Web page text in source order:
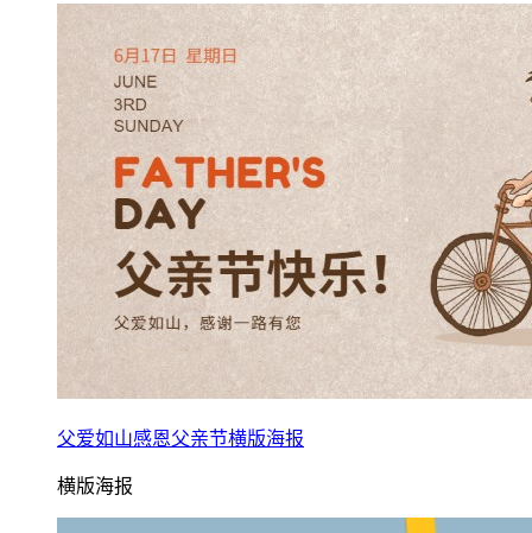
父爱如山感恩父亲节横版海报
横版海报